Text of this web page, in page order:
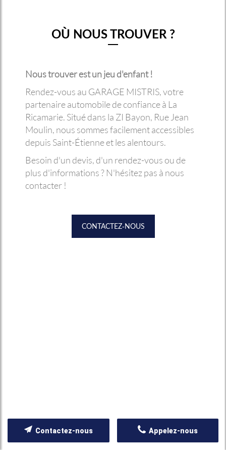
OÙ NOUS TROUVER ?
Nous trouver est un jeu d'enfant !
Rendez-vous au GARAGE MISTRIS, votre
partenaire automobile de confiance à La
Ricamarie. Situé dans la ZI Bayon, Rue Jean
Moulin, nous sommes facilement accessibles
depuis Saint-Étienne et les alentours.
Besoin d'un devis, d'un rendez-vous ou de
plus d'informations ? N'hésitez pas à nous
contacter !
CONTACTEZ-NOUS
Appelez-nous
Contactez-nous